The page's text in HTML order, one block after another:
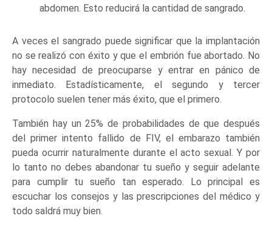
abdomen. Esto reducirá la cantidad de sangrado.
A veces el sangrado puede significar que la implantación
no se realizó con éxito y que el embrión fue abortado. No
hay necesidad de preocuparse y entrar en pánico de
inmediato. Estadísticamente, el segundo y tercer
protocolo suelen tener más éxito, que el primero.
También hay un 25% de probabilidades de que después
del primer intento fallido de FIV, el embarazo también
pueda ocurrir naturalmente durante el acto sexual. Y por
lo tanto no debes abandonar tu sueño y seguir adelante
para cumplir tu sueño tan esperado. Lo principal es
escuchar los consejos y las prescripciones del médico y
todo saldrá muy bien.